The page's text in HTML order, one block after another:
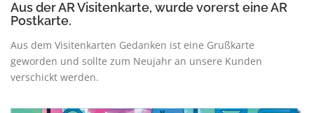
Aus der AR Visitenkarte, wurde vorerst eine AR
Postkarte.
Aus dem Visitenkarten Gedanken ist eine Grußkarte
geworden und sollte zum Neujahr an unsere Kunden
verschickt werden.